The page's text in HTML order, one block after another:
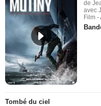
de
avec
Film -
Tombé du ciel